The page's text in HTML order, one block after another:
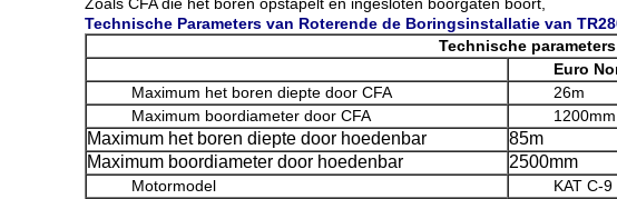
Technische Parameters van Roterende de Boringsinstallatie van
Technische parameters
Euro
Maximum het boren diepte door CFA
26m
Maximum boordiameter door CFA
1200mm
Maximum het boren diepte door hoedenbar 85m
Maximum boordiameter door hoedenbar
2500mm
Motormodel KAT C-9